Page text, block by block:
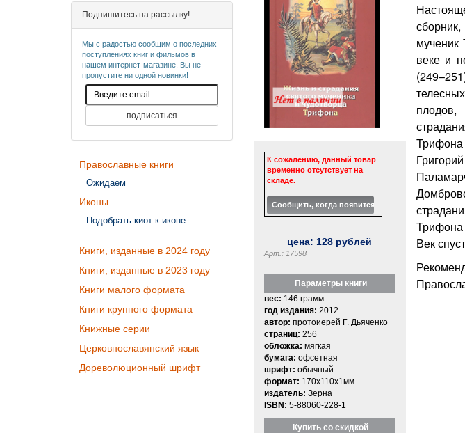
Подпишитесь на рассылку!
Мы с радостью сообщим о последних
поступлениях книг и фильмов в
нашем интернет-магазине. Вы не
пропустите ни одной новинки!
Православные книги
Ожидаем
Иконы
Подобрать киот к иконе
Книги, изданные в 2024 году
Книги, изданные в 2023 году
Книги малого формата
Книги крупного формата
Книжные серии
Церковнославянский язык
Дореволюционный шрифт
К сожалению, данный товар
временно отсутствует на
складе.
цена: 128 рублей
Арт.: 17598
Параметры книги
вес: 146 грамм
год издания: 2012
автор: протоиерей Г. Дьяченко
страниц: 256
обложка: мягкая
бумага: офсетная
шрифт: обычный
формат: 170x110x1мм
издатель: Зерна
ISBN: 5-88060-228-1
Купить со скидкой
веке и
Трифона
Трифона
Век